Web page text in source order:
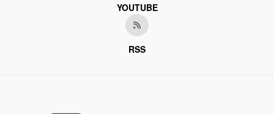
YOUTUBE
RSS